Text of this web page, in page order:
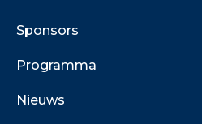
Sponsors
Programma
Nieuws